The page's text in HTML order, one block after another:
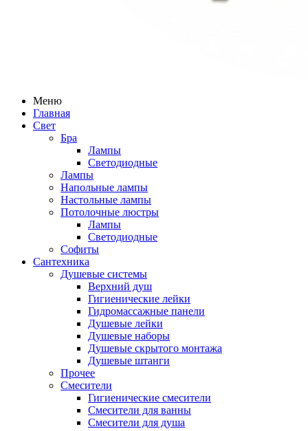
Меню
Главная
Свет
Бра
Лампы
Светодиодные
Лампы
Напольные лампы
Настольные лампы
Потолочные люстры
Лампы
Светодиодные
Софиты
Сантехника
Душевые системы
Верхний душ
Гигиенические лейки
Гидромассажные панели
Душевые лейки
Душевые наборы
Душевые скрытого монтажа
Душевые штанги
Прочее
Смесители
Гигиенические смесители
Смесители для ванны
Смесители для душа